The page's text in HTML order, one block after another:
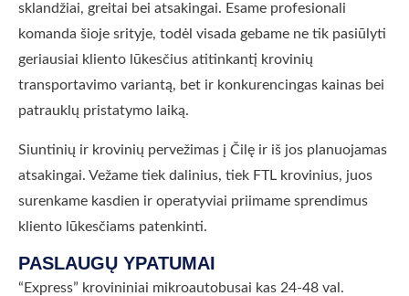
sklandžiai, greitai bei atsakingai. Esame profesionali
komanda šioje srityje, todėl visada gebame ne tik pasiūlyti
geriausiai kliento lūkesčius atitinkantį krovinių
transportavimo variantą, bet ir konkurencingas kainas bei
patrauklų pristatymo laiką.
Siuntinių ir krovinių pervežimas į Čilę ir iš jos planuojamas
atsakingai. Vežame tiek dalinius, tiek FTL krovinius, juos
surenkame kasdien ir operatyviai priimame sprendimus
kliento lūkesčiams patenkinti.
PASLAUGŲ YPATUMAI
“Express” krovininiai mikroautobusai kas 24-48 val.